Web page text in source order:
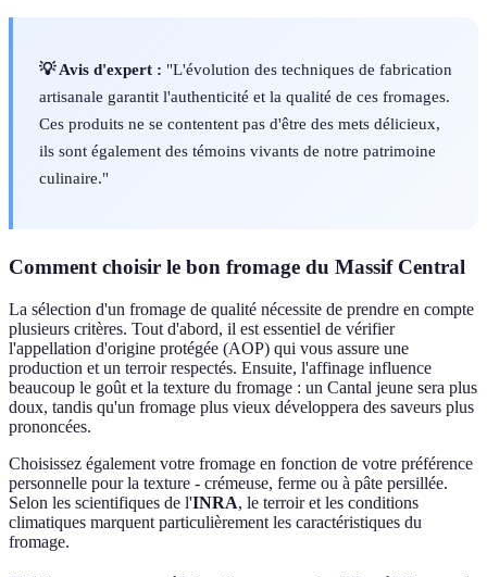
💡 Avis d'expert : "L'évolution des techniques de fabrication
artisanale garantit l'authenticité et la qualité de ces fromages.
Ces produits ne se contentent pas d'être des mets délicieux,
ils sont également des témoins vivants de notre patrimoine
culinaire."
Comment choisir le bon fromage du Massif Central
La sélection d'un fromage de qualité nécessite de prendre en compte
plusieurs critères. Tout d'abord, il est essentiel de vérifier
l'appellation d'origine protégée (AOP) qui vous assure une
production et un terroir respectés. Ensuite, l'affinage influence
beaucoup le goût et la texture du fromage : un Cantal jeune sera plus
doux, tandis qu'un fromage plus vieux développera des saveurs plus
prononcées.
Choisissez également votre fromage en fonction de votre préférence
personnelle pour la texture - crémeuse, ferme ou à pâte persillée.
Selon les scientifiques de l'INRA, le terroir et les conditions
climatiques marquent particulièrement les caractéristiques du
fromage.